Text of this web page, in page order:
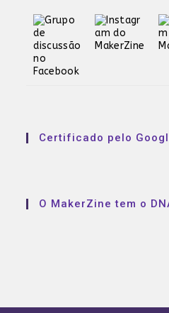
Certificado pelo
O MakerZine tem o